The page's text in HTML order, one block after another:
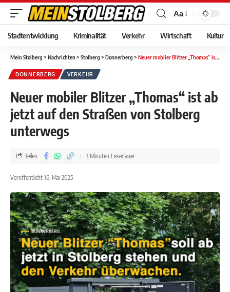
Aa
Stadtentwicklung Kriminalität Verkehr Wirtschaft Kultur
Mein Stolberg > Nachrichten > Stolberg > Donnerberg > Neuer mobiler Blitzer „Thomas“ ist ab jetzt auf den Straßen von Stolberg unterwegs
DONNERBERG VERKEHR
Neuer mobiler Blitzer „Thomas“ ist ab
jetzt auf den Straßen von Stolberg
unterwegs
Veröffentlicht 16. Mai 2025
Teilen 3 Minuten Lesedauer